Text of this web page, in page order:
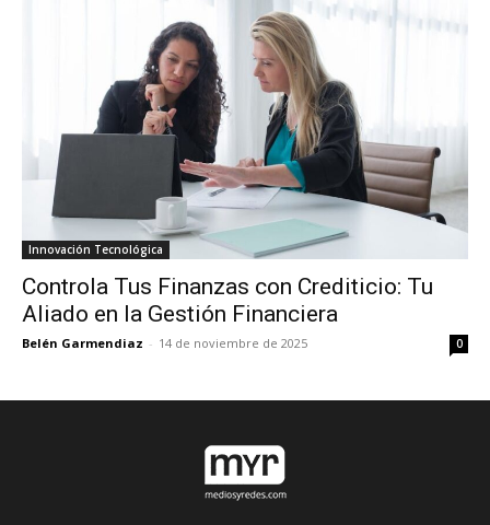
Innovación Tecnológica
Controla Tus Finanzas con Crediticio: Tu
Aliado en la Gestión Financiera
Belén Garmendiaz - 14 de noviembre de 2025 0